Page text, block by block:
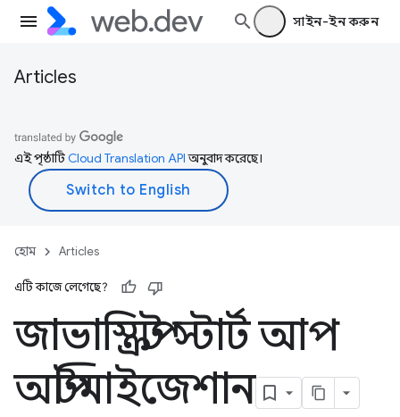
সাইন-ইন করুন
Articles
এই পৃষ্ঠাটিCloud Translation APIঅনুবাদ করেছে।
হোম Articles
এটি কাজে লেগেছে?
জাভাস্ক্রিপ্ট স্টার্ট আপ
অপ্টিমাইজেশান